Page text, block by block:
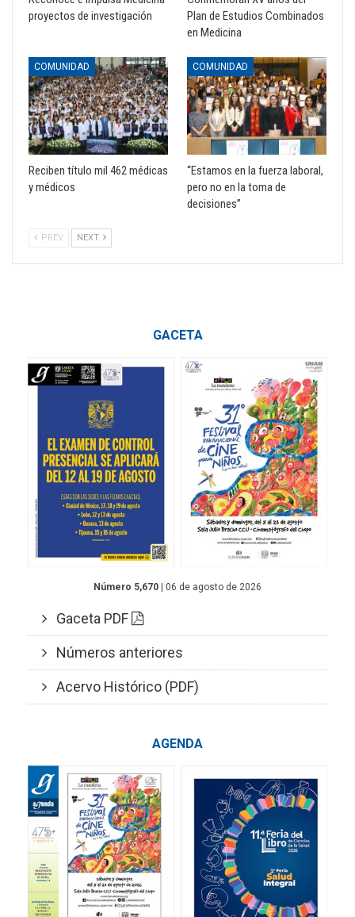
proyectos de investigación
Plan de Estudios Combinados
en Medicina
COMUNIDAD
Reciben título mil 462 médicas
y médicos
COMUNIDAD
“Estamos en la fuerza laboral,
pero no en la toma de
decisiones”
PREV NEXT
GACETA
Número 5,670 | 06 de agosto de 2026
Gaceta PDF
Números anteriores
Acervo Histórico (PDF)
AGENDA